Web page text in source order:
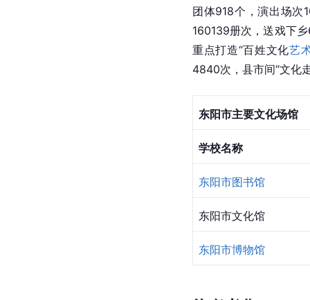
团体918个，演出场次
160139册次，送戏下
重点打造“百姓文化艺
4840次，县市间“文化
东阳市主要文化场馆
学校名称
东阳市图书馆
东阳市文化馆
东阳市博物馆